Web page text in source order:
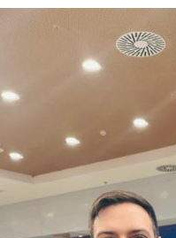
Mãe Su de Nanã
Renato Fonseca
Wesley Mendes
Mãe Bernadete
Ariane Magalhães
O PSOL afirma ser a